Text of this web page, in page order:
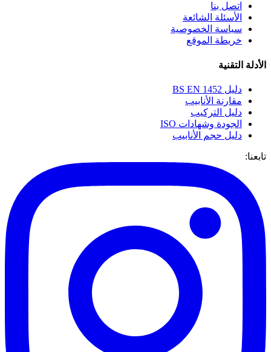
اتصل بنا
الأسئلة الشائعة
سياسة الخصوصية
خريطة الموقع
الأدلة التقنية
دليل BS EN 1452
مقارنة الأنابيب
دليل التركيب
الجودة وشهادات ISO
دليل حجم الأنابيب
تابعنا: